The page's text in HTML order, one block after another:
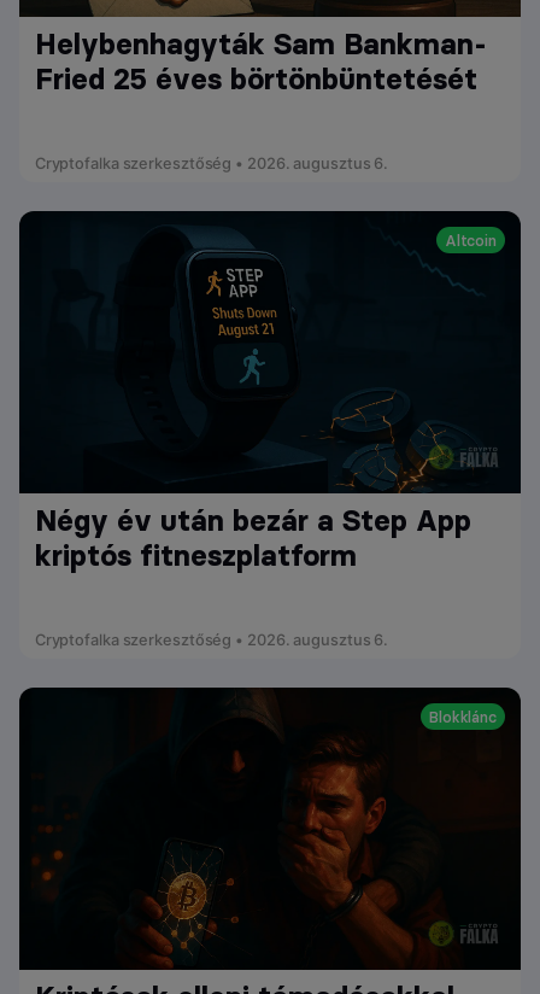
Helybenhagyták Sam Bankman-
Fried 25 éves börtönbüntetését
Cryptofalka szerkesztőség • 2026. augusztus 6.
Altcoin
Négy év után bezár a Step App
kriptós fitneszplatform
Cryptofalka szerkesztőség • 2026. augusztus 6.
Blokklánc